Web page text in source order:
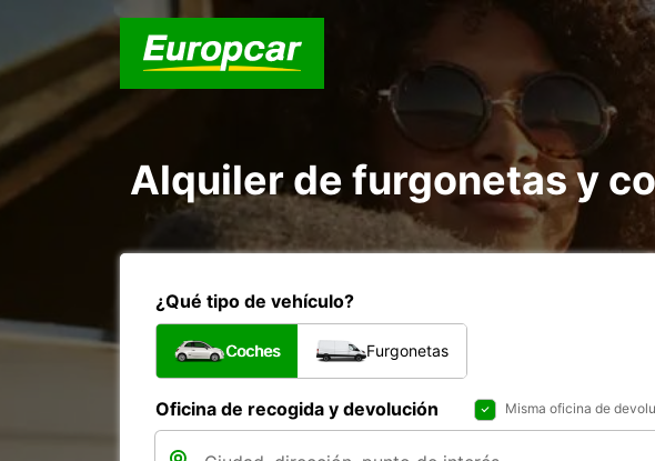
Alquiler de furgonetas y
¿Qué tipo de vehículo?
Coches Furgonetas
Oficina de recogida y devolución Misma oficina de